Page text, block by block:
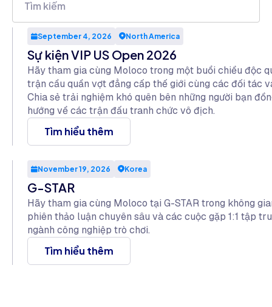
September 4, 2026 North America
Sự kiện VIP US Open 2026
Hãy tham gia cùng Moloco trong một buổi chiều độc
trận cầu quần vợt đẳng cấp thế giới cùng các đối tác
Chia sẻ trải nghiệm khó quên bên những người bạn
hướng về các trận đấu tranh chức vô địch.
Tìm hiểu thêm
November 19, 2026 Korea
G-STAR
Hãy tham gia cùng Moloco tại G-STAR trong không
phiên thảo luận chuyên sâu và các cuộc gặp 1:1 tập
ngành công nghiệp trò chơi.
Tìm hiểu thêm